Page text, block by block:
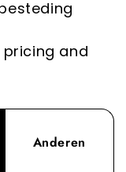
superieure
and
Anderen